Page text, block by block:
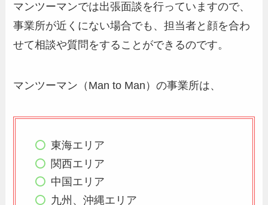
マンツーマンでは出張面談を行っていますので、
事業所が近くにない場合でも、担当者と顔を合わ
せて相談や質問をすることができるのです。
マンツーマン（Man to Man）の事業所は、
東海エリア
関西エリア
中国エリア
九州、沖縄エリア